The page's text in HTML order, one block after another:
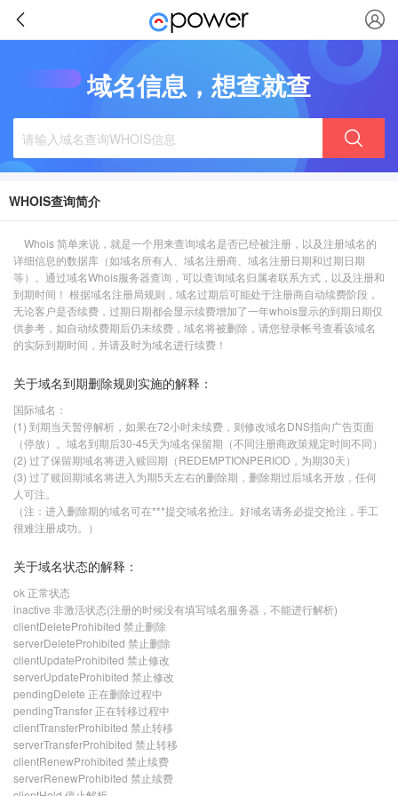
域名信息，想查就查
WHOIS查询简介
Whois 简单来说，就是一个用来查询域名是否已经被注册，以及注册域名的
详细信息的数据库（如域名所有人、域名注册商、域名注册日期和过期日期
等）。通过域名Whois服务器查询，可以查询域名归属者联系方式，以及注册和
到期时间！ 根据域名注册局规则，域名过期后可能处于注册商自动续费阶段，
无论客户是否续费，过期日期都会显示续费增加了一年whois显示的到期日期仅
供参考，如自动续费期后仍未续费，域名将被删除，请您登录帐号查看该域名
的实际到期时间，并请及时为域名进行续费！
关于域名到期删除规则实施的解释：
国际域名：
(1) 到期当天暂停解析，如果在72小时未续费，则修改域名DNS指向广告页面
（停放）。域名到期后30-45天为域名保留期（不同注册商政策规定时间不同）
(2) 过了保留期域名将进入赎回期（REDEMPTIONPERIOD，为期30天）
(3) 过了赎回期域名将进入为期5天左右的删除期，删除期过后域名开放，任何
人可注。
（注：进入删除期的域名可在***提交域名抢注。好域名请务必提交抢注，手工
很难注册成功。）
关于域名状态的解释：
ok 正常状态
inactive 非激活状态(注册的时候没有填写域名服务器，不能进行解析)
clientDeleteProhibited 禁止删除
serverDeleteProhibited 禁止删除
clientUpdateProhibited 禁止修改
serverUpdateProhibited 禁止修改
pendingDelete 正在删除过程中
pendingTransfer 正在转移过程中
clientTransferProhibited 禁止转移
serverTransferProhibited 禁止转移
clientRenewProhibited 禁止续费
serverRenewProhibited 禁止续费